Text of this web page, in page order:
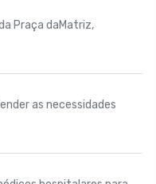
Praça daMatriz,
as necessidades